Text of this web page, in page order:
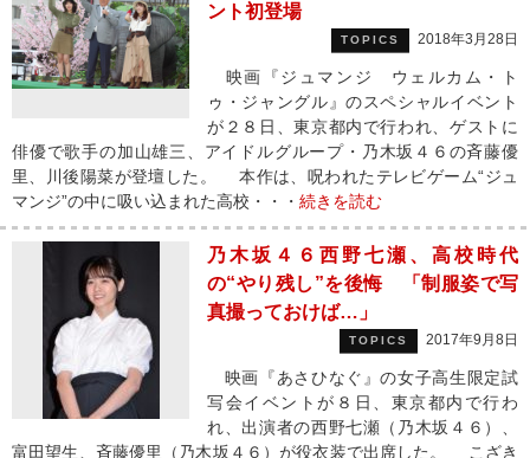
ント初登場
TOPICS 2018年3月28日
映画『ジュマンジ ウェルカム・ト
ゥ・ジャングル』のスペシャルイベント
が２８日、東京都内で行われ、ゲストに
俳優で歌手の加山雄三、アイドルグループ・乃木坂４６の斉藤優
里、川後陽菜が登壇した。 本作は、呪われたテレビゲーム“ジュ
マンジ”の中に吸い込まれた高校・・・ 続きを読む
乃木坂４６西野七瀬、高校時代
の“やり残し”を後悔 「制服姿で写
真撮っておけば…」
TOPICS 2017年9月8日
映画『あさひなぐ』の女子高生限定試
写会イベントが８日、東京都内で行わ
れ、出演者の西野七瀬（乃木坂４６）、
富田望生、斉藤優里（乃木坂４６）が役衣装で出席した。 こざき